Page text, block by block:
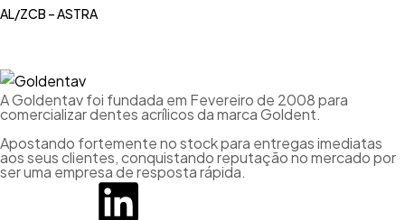
AL/ZCB – ASTRA
A Goldentav foi fundada em Fevereiro de 2008 para
comercializar dentes acrílicos da marca Goldent.
Apostando fortemente no stock para entregas imediatas
aos seus clientes, conquistando reputação no mercado por
ser uma empresa de resposta rápida.